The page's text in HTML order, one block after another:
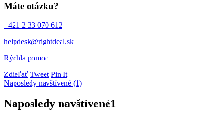
Máte otázku?
+421 2 33 070 612
helpdesk@rightdeal.sk
Rýchla pomoc
Zdieľať Tweet Pin It
Naposledy navštívené (1)
Naposledy navštívené1